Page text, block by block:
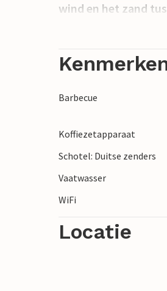
wind en het zand
open haard in de
surfen. Het is ook
Barbecue
Koffiezetapparaat
Schotel: Duitse zenders
Vaatwasser
WiFi
Locatie